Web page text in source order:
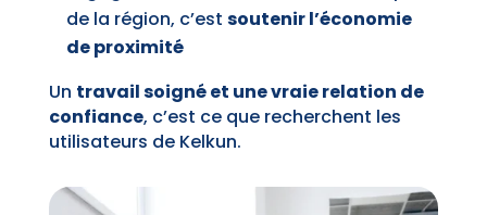
de la région, c’est soutenir l’économie
de proximité
Un travail soigné et une vraie relation de
confiance, c’est ce que recherchent les
utilisateurs de Kelkun.